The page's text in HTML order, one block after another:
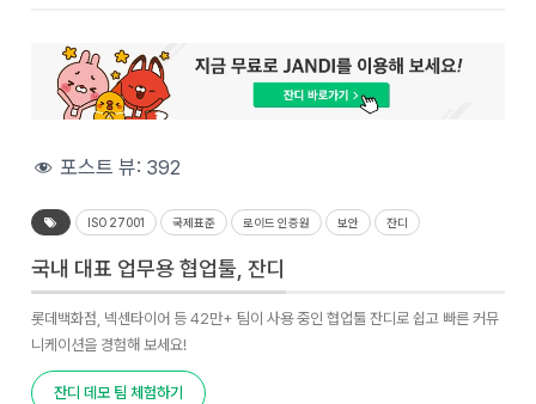
포스트 뷰: 392
ISO 27001 국제표준 로이드 인증원 보안 잔디
국내 대표 업무용 협업툴, 잔디
롯데백화점, 넥센타이어 등 42만+ 팀이 사용 중인 협업툴 잔디로 쉽고 빠른 커뮤
니케이션을 경험해 보세요!
잔디 데모 팀 체험하기